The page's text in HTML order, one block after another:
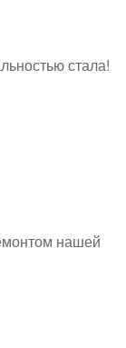
стала!
нашей